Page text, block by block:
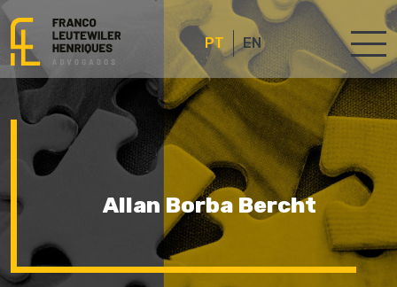
PT EN
Allan Borba Bercht